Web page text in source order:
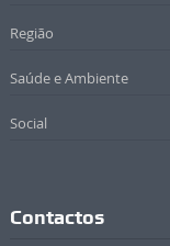
Região
Saúde e Ambiente
Social
Contactos